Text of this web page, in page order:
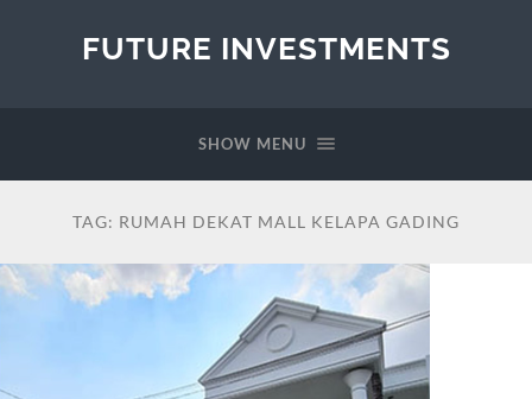
FUTURE INVESTMENTS
SHOW MENU
TAG: RUMAH DEKAT MALL KELAPA GADING